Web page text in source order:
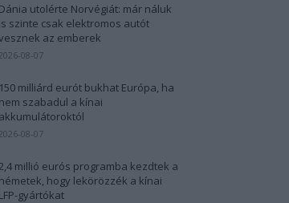
Dánia utolérte Norvégiát: már náluk
is szinte csak elektromos autót
az emberek
2026-08-07
150 milliárd eurót bukhat Európa, ha
nem szabadul a kínai
akkumulátoroktól
2026-08-07
millió eurós programba kezdtek a
németek, hogy lekörözzék a kínai
LFP-gyártókat